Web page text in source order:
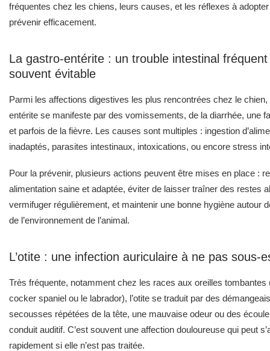
fréquentes chez les chiens, leurs causes, et les réflexes à
prévenir efficacement.
La gastro-entérite : un trouble intestinal
souvent évitable
Parmi les affections digestives les plus rencontrées chez le chien,
entérite se manifeste par des vomissements, de la diarrhée, une
et parfois de la fièvre. Les causes sont multiples : ingestion
inadaptés, parasites intestinaux, intoxications, ou encore stress
Pour la prévenir, plusieurs actions peuvent être mises en place :
alimentation saine et adaptée, éviter de laisser traîner des restes
vermifuger régulièrement, et maintenir une bonne hygiène autour
de l’environnement de l’animal.
L’otite : une infection auriculaire à ne pas sous-
Très fréquente, notamment chez les races aux oreilles tombantes
cocker spaniel ou le labrador), l’otite se traduit par des
secousses répétées de la tête, une mauvaise odeur ou des
conduit auditif. C’est souvent une affection douloureuse qui peut
rapidement si elle n’est pas traitée.